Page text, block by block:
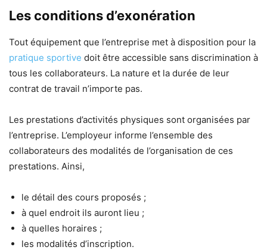
Les conditions d’exonération
Tout équipement que l’entreprise met à disposition pour la
pratique sportive doit être accessible sans discrimination à
tous les collaborateurs. La nature et la durée de leur
contrat de travail n’importe pas.
Les prestations d’activités physiques sont organisées par
l’entreprise. L’employeur informe l’ensemble des
collaborateurs des modalités de l’organisation de ces
prestations. Ainsi,
le détail des cours proposés ;
à quel endroit ils auront lieu ;
à quelles horaires ;
les modalités d’inscription.